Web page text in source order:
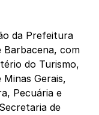
da Prefeitura
Barbacena, com
do Turismo,
Gerais,
Pecuária e
de